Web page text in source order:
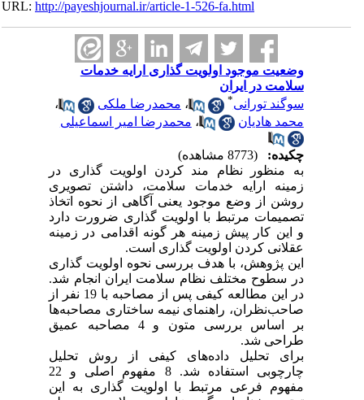
URL:http://payeshjournal.ir/article-1-526-fa.html
وضعیت موجود اولویت گذاری ارایه خدمات
سلامت در ایران
سوگند تورانی
،محمدرضا ملکی
،
محمد هادیان
،محمدرضا امیر اسماعیلی
چکیده:
به منظور نظام مند کردن اولویت گذاری در
زمینه ارایه خدمات سلامت، داشتن تصویری
روشن از وضع موجود یعنی آگاهی از نحوه اتخاذ
تصمیمات مرتبط با اولویت گذاری ضرورت دارد
و این کار پیش زمینه هر گونه اقدامی در زمینه
عقلانی کردن اولویت گذاری است.
این پژوهش، با هدف بررسی نحوه اولویت گذاری
در سطوح مختلف نظام سلامت ایران انجام شد.
در این مطالعه کیفی پس از مصاحبه با 19 نفر از
صاحب‌نظران، راهنمای نیمه ساختاری مصاحبه‌ها
بر اساس بررسی متون و 4 مصاحبه عمیق
طراحی شد.
برای تحلیل داده‌های کیفی از روش تحلیل
چارچوبی استفاده شد. 8 مفهوم اصلی و 22
مفهوم فرعی مرتبط با اولویت گذاری به این